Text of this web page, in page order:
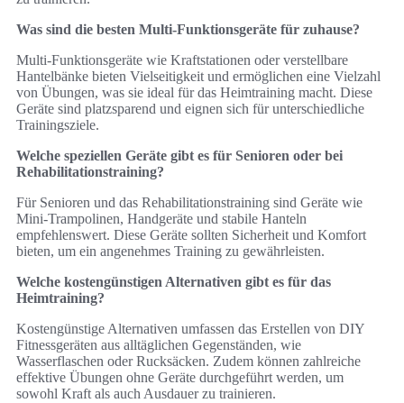
Was sind die besten Multi-Funktionsgeräte für zuhause?
Multi-Funktionsgeräte wie Kraftstationen oder verstellbare
Hantelbänke bieten Vielseitigkeit und ermöglichen eine Vielzahl
von Übungen, was sie ideal für das Heimtraining macht. Diese
Geräte sind platzsparend und eignen sich für unterschiedliche
Trainingsziele.
Welche speziellen Geräte gibt es für Senioren oder bei
Rehabilitationstraining?
Für Senioren und das Rehabilitationstraining sind Geräte wie
Mini-Trampolinen, Handgeräte und stabile Hanteln
empfehlenswert. Diese Geräte sollten Sicherheit und Komfort
bieten, um ein angenehmes Training zu gewährleisten.
Welche kostengünstigen Alternativen gibt es für das
Heimtraining?
Kostengünstige Alternativen umfassen das Erstellen von DIY
Fitnessgeräten aus alltäglichen Gegenständen, wie
Wasserflaschen oder Rucksäcken. Zudem können zahlreiche
effektive Übungen ohne Geräte durchgeführt werden, um
sowohl Kraft als auch Ausdauer zu trainieren.